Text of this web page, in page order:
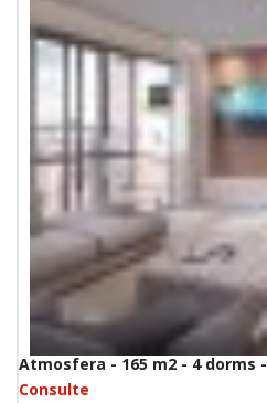
Atmosfera - 165 m2 - 4 dorms
Consulte